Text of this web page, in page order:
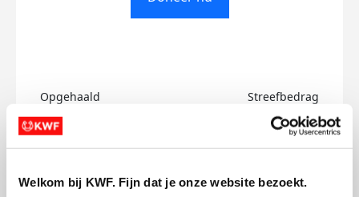
Welkom bij KWF. Fijn dat je onze website bezoekt.
Opgehaald
€0
Streefbedrag
€500